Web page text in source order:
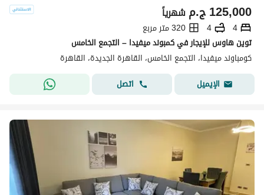
ج.م125,000 شهرياً
4
4
320 متر مربع
توين هاوس للإيجار في كمبوند ميفيدا – التجمع الخامس
كومباوند ميفيدا، التجمع الخامس، القاهرة الجديدة، القاهرة
الإيميل
اتصل